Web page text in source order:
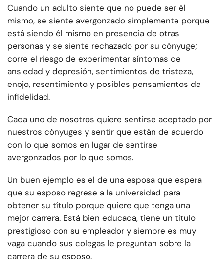
Cuando un adulto siente que no puede ser él
mismo, se siente avergonzado simplemente porque
está siendo él mismo en presencia de otras
personas y se siente rechazado por su cónyuge;
corre el riesgo de experimentar síntomas de
ansiedad y depresión, sentimientos de tristeza,
enojo, resentimiento y posibles pensamientos de
infidelidad.
Cada uno de nosotros quiere sentirse aceptado por
nuestros cónyuges y sentir que están de acuerdo
con lo que somos en lugar de sentirse
avergonzados por lo que somos.
Un buen ejemplo es el de una esposa que espera
que su esposo regrese a la universidad para
obtener su título porque quiere que tenga una
mejor carrera. Está bien educada, tiene un título
prestigioso con su empleador y siempre es muy
vaga cuando sus colegas le preguntan sobre la
carrera de su esposo.